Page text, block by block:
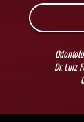
Dr. Luiz